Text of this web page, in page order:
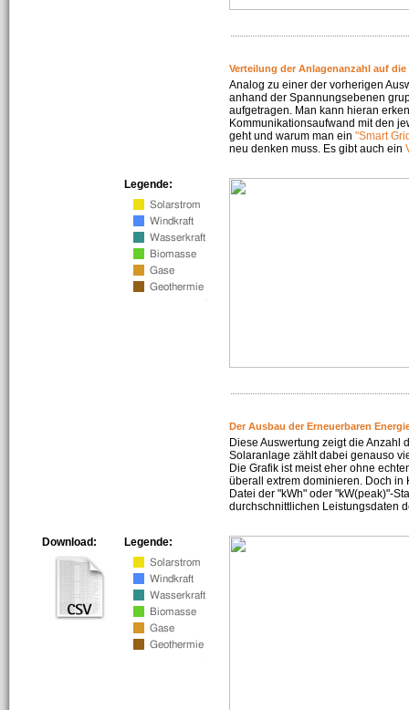
Verteilung der Anlagenanzahl auf die
Analog zu einer der vorherigen
anhand der Spannungsebenen
aufgetragen. Man kann hieran
Kommunikationsaufwand mit den
geht und warum man ein "Smart
neu denken muss. Es gibt auch ein
Legende:
Der Ausbau der Erneuerbaren
Diese Auswertung zeigt die Anzahl
Solaranlage zählt dabei genauso
Die Grafik ist meist eher ohne
überall extrem dominieren. Doch in
Datei der "kWh" oder "kW(peak)"-
durchschnittlichen Leistungsdaten
Legende:
Download: